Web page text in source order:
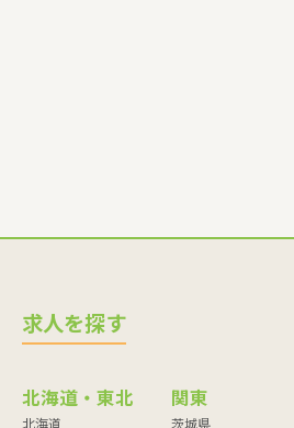
求人を探す
北海道・東北
北海道
関東
茨城県